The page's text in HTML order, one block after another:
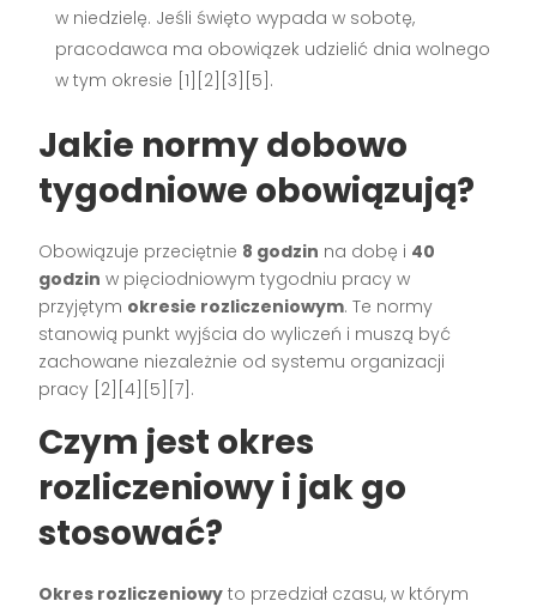
w niedzielę. Jeśli święto wypada w sobotę,
pracodawca ma obowiązek udzielić dnia wolnego
w tym okresie [1][2][3][5].
Jakie normy dobowo
tygodniowe obowiązują?
Obowiązuje przeciętnie 8 godzin na dobę i 40
godzin w pięciodniowym tygodniu pracy w
przyjętym okresie rozliczeniowym. Te normy
stanowią punkt wyjścia do wyliczeń i muszą być
zachowane niezależnie od systemu organizacji
pracy [2][4][5][7].
Czym jest okres
rozliczeniowy i jak go
stosować?
Okres rozliczeniowy to przedział czasu, w którym